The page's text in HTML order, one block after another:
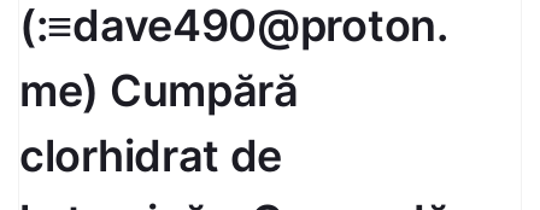
(:≡dave490@proton.
me) Cumpără
clorhidrat de